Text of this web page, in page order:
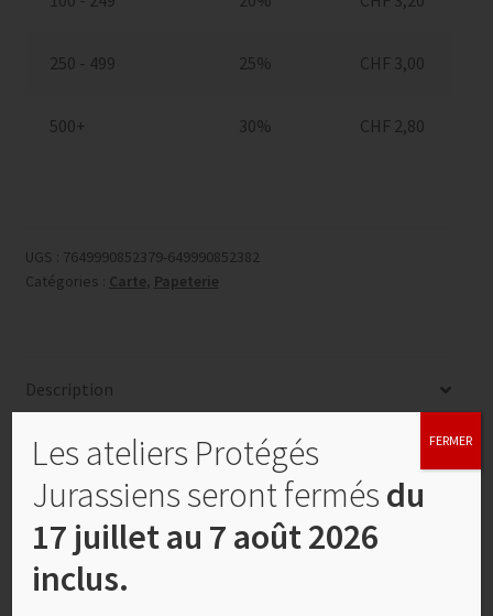
250 - 499 25% CHF 3,00
500+ 30% CHF 2,80
UGS : 7649990852379-649990852382
Catégories : Carte, Papeterie
Description
Informations complémentaires
Description
Carte double, enveloppe et feuillet blanc
Les ateliers Protégés
Jurassiens seront fermés du
17 juillet au 7 août 2026
inclus.
FERMER